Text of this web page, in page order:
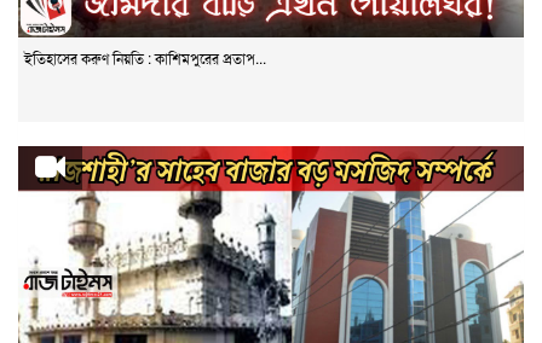
ইতিহাসের করুণ নিয়তি : কাশিমপুরের প্রতাপ...